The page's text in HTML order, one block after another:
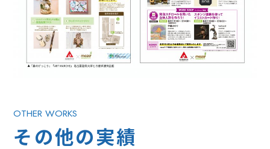
OTHER WORKS
その他の実績